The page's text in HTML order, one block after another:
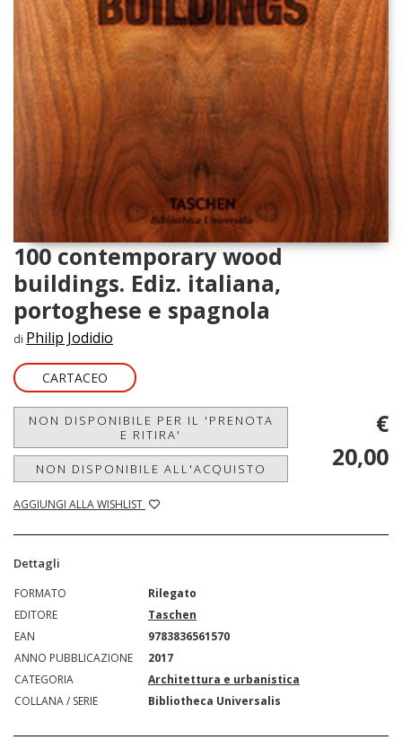
100 contemporary wood
buildings. Ediz. italiana,
portoghese e spagnola
di Philip Jodidio
CARTACEO
NON DISPONIBILE PER IL 'PRENOTA
E RITIRA'
NON DISPONIBILE ALL'ACQUISTO
AGGIUNGI ALLA WISHLIST
€
20,00
Dettagli
FORMATO
Rilegato
EDITORE
Taschen
EAN
9783836561570
ANNO PUBBLICAZIONE
2017
CATEGORIA
Architettura e urbanistica
COLLANA / SERIE
Bibliotheca Universalis